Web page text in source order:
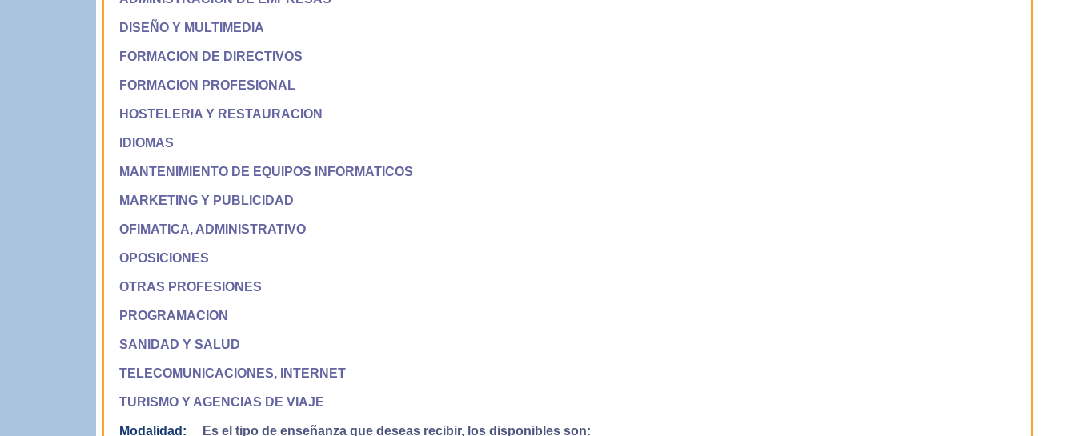
DISEÑO Y MULTIMEDIA
FORMACION DE DIRECTIVOS
FORMACION PROFESIONAL
HOSTELERIA Y RESTAURACION
IDIOMAS
MANTENIMIENTO DE EQUIPOS INFORMATICOS
MARKETING Y PUBLICIDAD
OFIMATICA, ADMINISTRATIVO
OPOSICIONES
OTRAS PROFESIONES
PROGRAMACION
SANIDAD Y SALUD
TELECOMUNICACIONES, INTERNET
TURISMO Y AGENCIAS DE VIAJE
Modalidad: Es el tipo de enseñanza que deseas recibir, los disponibles son: